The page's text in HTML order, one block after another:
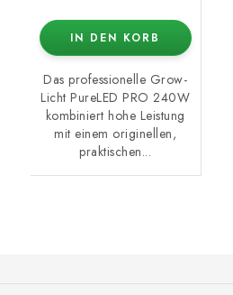
IN DEN KORB
Das professionelle Grow-
Licht PureLED PRO 240W
kombiniert hohe Leistung
mit einem originellen,
praktischen...